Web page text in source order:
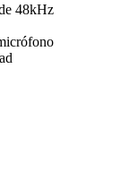
48kHz